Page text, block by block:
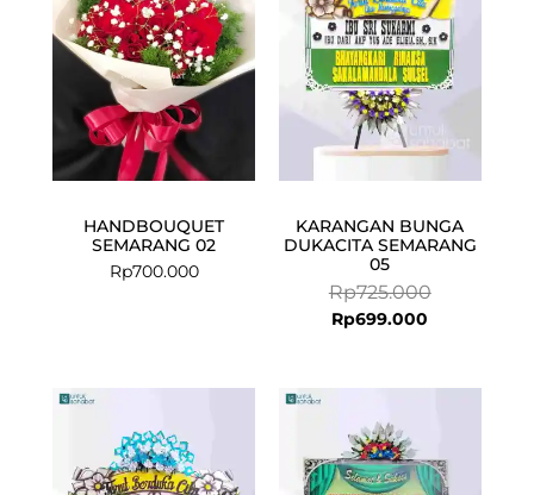
HANDBOUQUET
SEMARANG 02
Rp700.000
KARANGAN BUNGA
DUKACITA SEMARANG
05
Rp725.000
Rp699.000